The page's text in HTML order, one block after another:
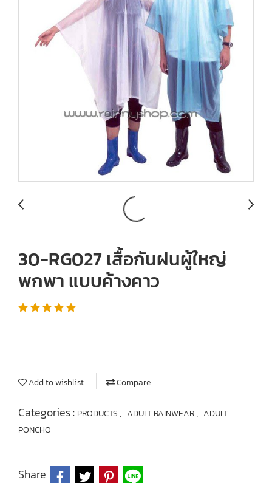
30-RG027 เสื้อกันฝนผู้ใหญ่
พกพา แบบค้างคาว
Add to wishlist Compare
Categories : PRODUCTS , ADULT RAINWEAR, ADULT
PONCHO
Share